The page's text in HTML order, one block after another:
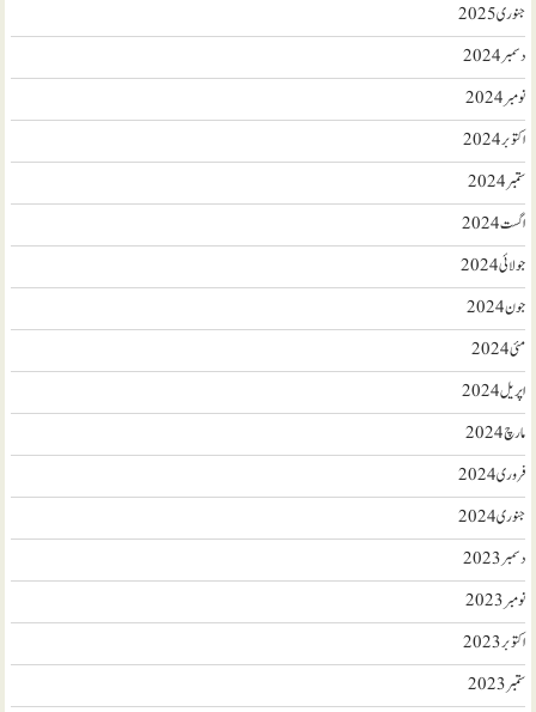
جنوری 2025
دسمبر 2024
نومبر 2024
اکتوبر 2024
ستمبر 2024
اگست 2024
جولائی 2024
جون 2024
مئی 2024
اپریل 2024
مارچ 2024
فروری 2024
جنوری 2024
دسمبر 2023
نومبر 2023
اکتوبر 2023
ستمبر 2023